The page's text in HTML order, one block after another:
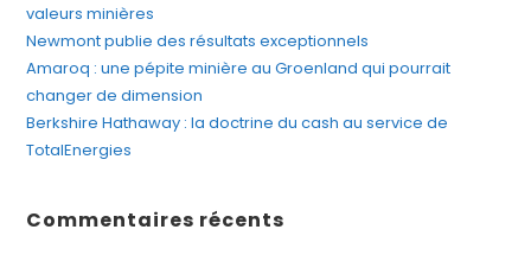
valeurs minières
Newmont publie des résultats exceptionnels
Amaroq : une pépite minière au Groenland qui pourrait
changer de dimension
Berkshire Hathaway : la doctrine du cash au service de
TotalEnergies
Commentaires récents